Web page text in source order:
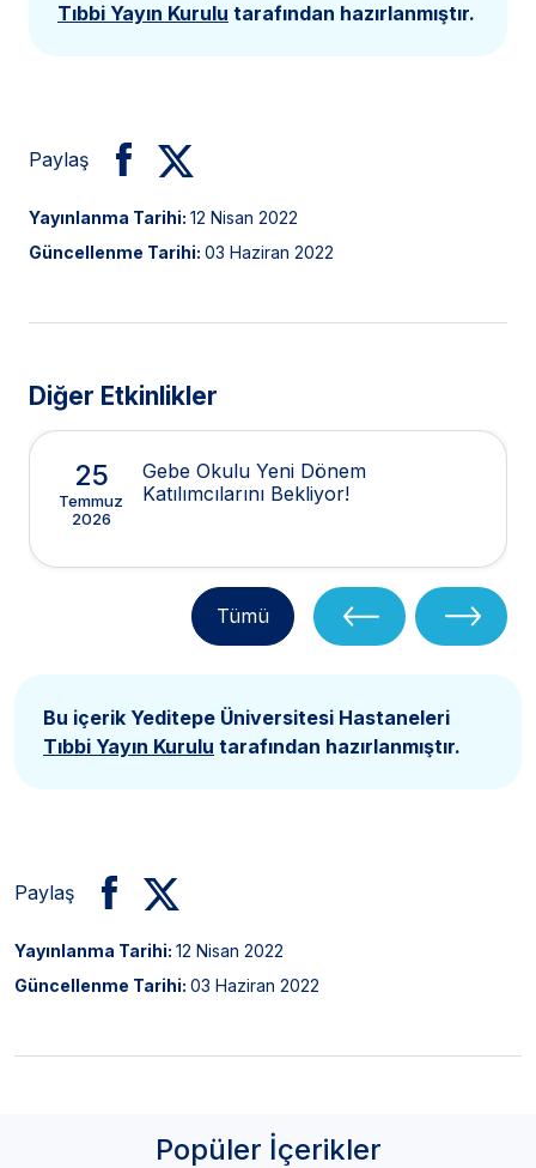
Tıbbi Yayın Kurulu tarafından hazırlanmıştır.
Paylaş
Yayınlanma Tarihi: 12 Nisan 2022
Güncellenme Tarihi: 03 Haziran 2022
Diğer Etkinlikler
25
Temmuz
2026
Gebe Okulu Yeni Dönem
Katılımcılarını Bekliyor!
Tümü
Bu içerik Yeditepe Üniversitesi Hastaneleri
Tıbbi Yayın Kurulu tarafından hazırlanmıştır.
Paylaş
Yayınlanma Tarihi: 12 Nisan 2022
Güncellenme Tarihi: 03 Haziran 2022
Popüler İçerikler